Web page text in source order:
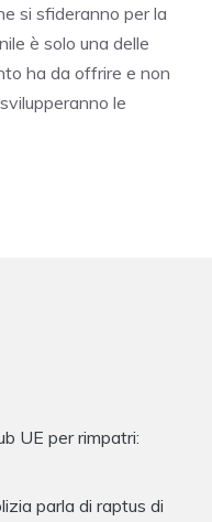
si sfideranno per la
è solo una delle
ha da offrire e non
le
UE per rimpatri:
parla di raptus di